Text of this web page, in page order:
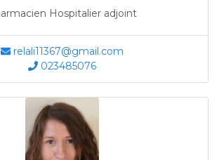
Hospitalier adjoint
relali11367@gmail.com
023485076